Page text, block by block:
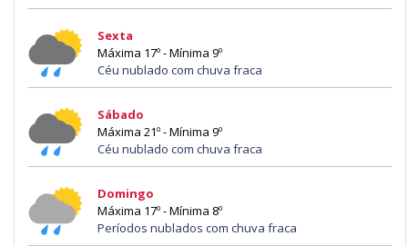
Sexta
Máxima 17º - Mínima 9º
Céu nublado com chuva fraca
Sábado
Máxima 21º - Mínima 9º
Céu nublado com chuva fraca
Domingo
Máxima 17º - Mínima 8º
Períodos nublados com chuva fraca